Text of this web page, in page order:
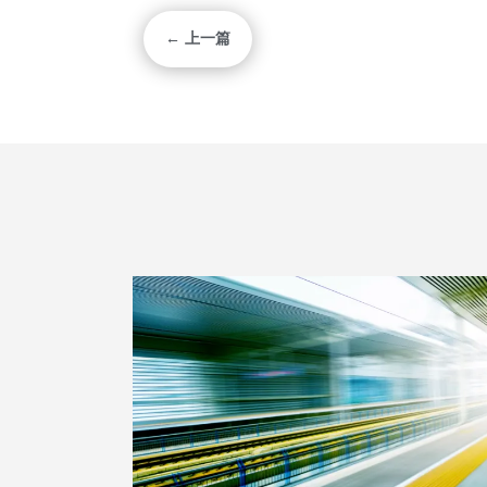
← 上一篇